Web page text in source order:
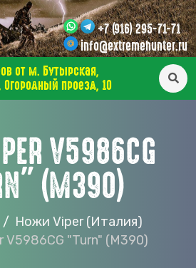
+7 (916) 295-71-71
info@extremehunter.ru
от м. Бутырская,
Огородный проезд, 10
V5986CG
(M390)
Ножи Viper (Италия)
V5986CG "Turn" (M390)